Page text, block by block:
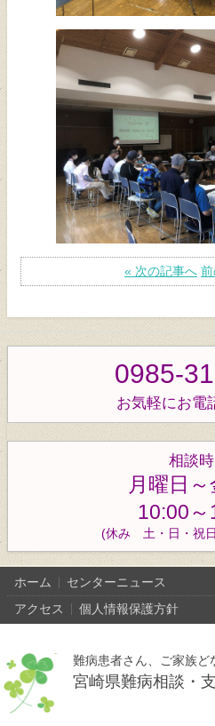
« 次の記事へ
0985-
お気軽にお電
相談
月曜日～
10:00～
(休み 土・日・祝
ホーム
センターニュース
アクセス
個人情報保護方針
難病患者さん、ご家族ど
宮崎県難病相談・